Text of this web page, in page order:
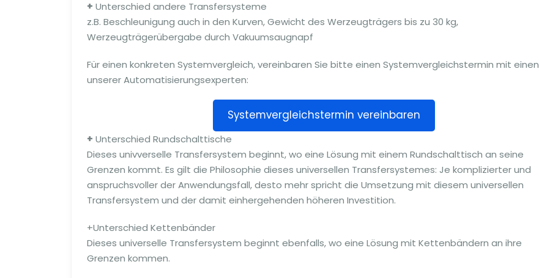
+ Unterschied andere Transfersysteme
z.B. Beschleunigung auch in den Kurven, Gewicht des Werzeugträgers bis zu 30 kg,
Werzeugträgerübergabe durch Vakuumsaugnapf
Für einen konkreten Systemvergleich, vereinbaren Sie bitte einen Systemvergleichstermin mit einen
unserer Automatisierungsexperten:
Systemvergleichstermin vereinbaren
+ Unterschied Rundschalttische
Dieses univverselle Transfersystem beginnt, wo eine Lösung mit einem Rundschalttisch an seine
Grenzen kommt. Es gilt die Philosophie dieses universellen Transfersystemes: Je komplizierter und
anspruchsvoller der Anwendungsfall, desto mehr spricht die Umsetzung mit diesem universellen
Transfersystem und der damit einhergehenden höheren Investition.
+Unterschied Kettenbänder
Dieses universelle Transfersystem beginnt ebenfalls, wo eine Lösung mit Kettenbändern an ihre
Grenzen kommen.